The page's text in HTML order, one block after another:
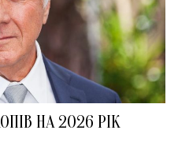
НА 2026 РІК